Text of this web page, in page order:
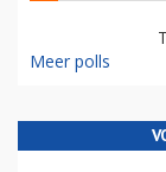
Meer polls